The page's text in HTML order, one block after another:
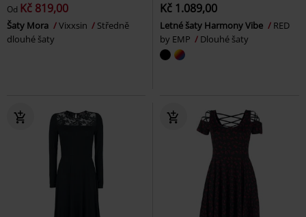
Od Kč 819,00
Šaty Mora Vixxsin
Středně
dlouhé šaty
Kč 1.089,00
Letné šaty Harmony Vibe
RED
by EMP
Dlouhé šaty